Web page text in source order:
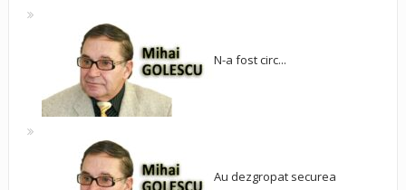
N-a fost circ...
Au dezgropat securea